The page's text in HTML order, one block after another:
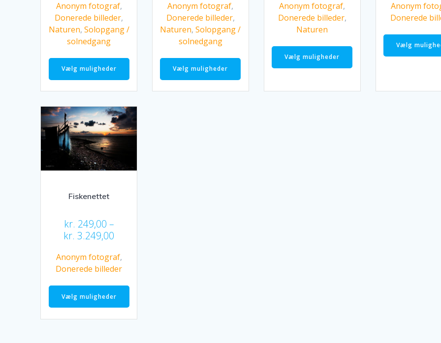
til
kr. 3.249,00
Anonym fotograf,
Donerede billeder,
Naturen, Solopgang /
solnedgang
Vælg muligheder
Dette
har
flere
varianter.
Mulighederne
kan
til
kr. 2.249,00
Anonym fotograf,
Donerede billeder,
Naturen,Solopgang /
solnedgang
Vælg muligheder
Dette
har
flere
til
kr. 2.249,00
Anonym fotograf,
Donerede billeder,
Naturen
Vælg muligheder
Dette
har
varianter.
Anonym
Donerede
Vælg
Fiskenettet
kr. 249,00 –
kr. 3.249,00
til
kr. 3.249,00
Anonym fotograf,
Donerede billeder
Vælg muligheder
Dette
har
flere